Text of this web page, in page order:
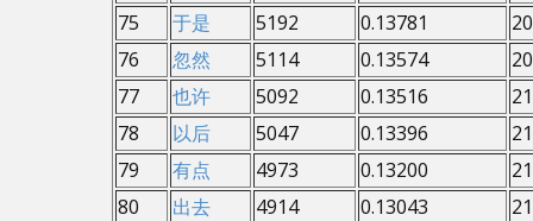
75
于是 5192 0.13781
76
忽然 5114 0.13574
77
也许 5092 0.13516
78
以后 5047 0.13396
79
有点 4973 0.13200
80
出去 4914 0.13043